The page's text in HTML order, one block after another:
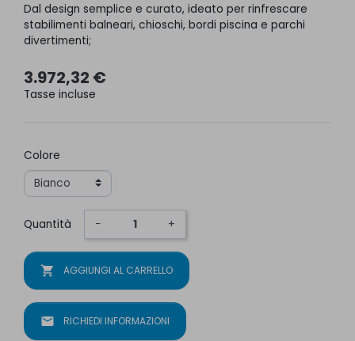
Dal design semplice e curato, ideato per rinfrescare
stabilimenti balneari, chioschi, bordi piscina e parchi
divertimenti;
3.972,32 €
Tasse incluse
Colore
Quantità − +
shopping_cart AGGIUNGI AL CARRELLO
mail RICHIEDI INFORMAZIONI